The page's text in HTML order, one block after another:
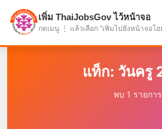
แบ่งปันโอกาส เพื่ออนาคตที่ก้าวห
แท็ก: วันครู
พบ 1 รายการ
เพิ่ม ThaiJobsGov ไว้หน้าจอ
กดเมนู ⋮ แล้วเลือก "เพิ่มไปยังหน้าจอโฮ